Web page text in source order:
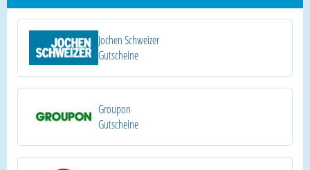
Jochen Schweizer
Gutscheine
Groupon
Gutscheine